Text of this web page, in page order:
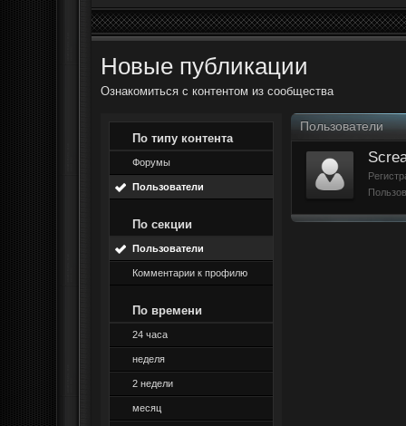
Новые публикации
Ознакомиться с контентом из сообщества
По типу контента
Форумы
Пользователи
По секции
Пользователи
Комментарии к профилю
По времени
24 часа
неделя
2 недели
месяц
Пользователи